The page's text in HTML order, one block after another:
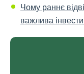
Чому раннє
важлива